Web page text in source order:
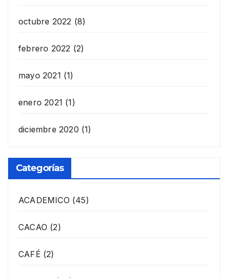
octubre 2022 (8)
febrero 2022 (2)
mayo 2021 (1)
enero 2021 (1)
diciembre 2020 (1)
Categorías
ACADEMICO (45)
CACAO (2)
CAFÉ (2)